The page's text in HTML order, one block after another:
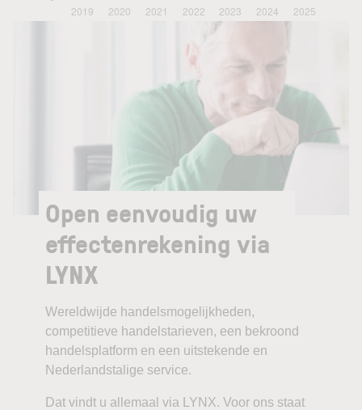
Open eenvoudig uw
effectenrekening via
LYNX
Wereldwijde handelsmogelijkheden,
competitieve handelstarieven, een bekroond
handelsplatform en een uitstekende en
Nederlandstalige service.
Dat vindt u allemaal via LYNX. Voor ons staat